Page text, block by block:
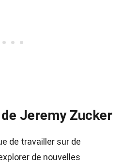
Jeremy Zucker
de travailler sur de
de nouvelles